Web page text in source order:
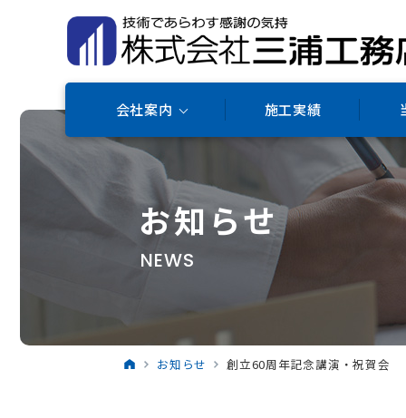
会社案内 施工実績
お知らせ
NEWS
お知らせ 創立60周年記念講演・祝賀会